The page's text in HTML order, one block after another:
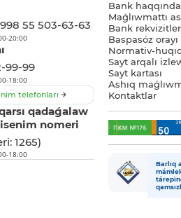
55 503-63-63
20:00
99-99
18:00
telefonları
qadaǵalaw
nomeri
1265)
18:00
Bank haqqında
Maǵlıwmattı
Bank
Baspasóz orayı
Normativ-
Sayt arqalı
Sayt kartası
Ashıq
Kontaktlar
Barlıq